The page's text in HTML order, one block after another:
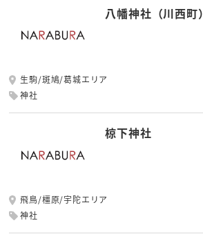
八幡神社（川西町）
生駒/斑鳩/葛城エリア
神社
椋下神社
飛鳥/橿原/宇陀エリア
神社